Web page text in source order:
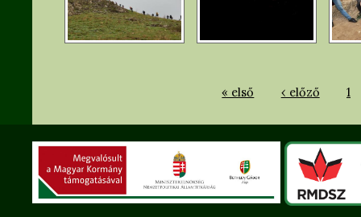
« első ‹ előző 1